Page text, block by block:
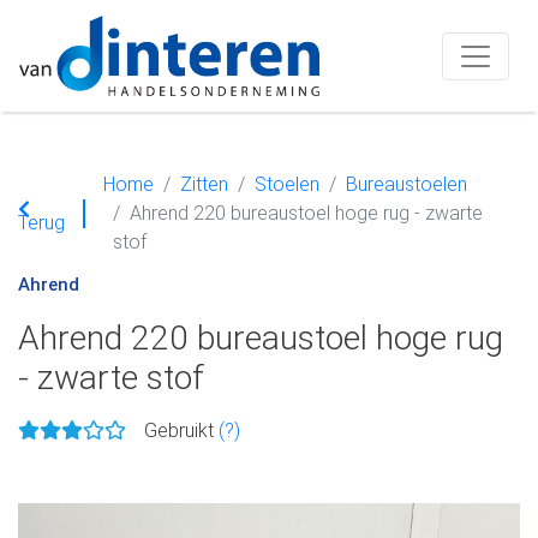
Terug
Home Zitten Stoelen
Bureaustoelen
Ahrend 220 bureaustoel hoge rug - zwarte
stof
Ahrend
Ahrend 220 bureaustoel hoge rug
- zwarte stof
Gebruikt (?)